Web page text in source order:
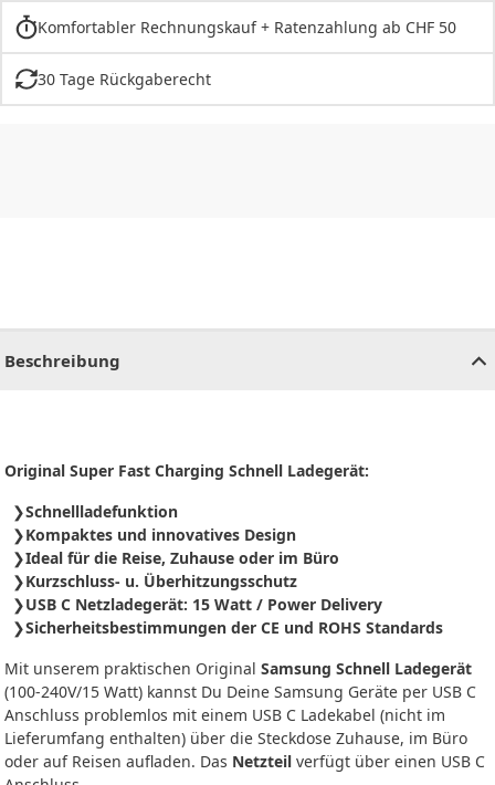
Komfortabler Rechnungskauf + Ratenzahlung ab CHF 50
30 Tage Rückgaberecht
Beschreibung
Original Super Fast Charging Schnell Ladegerät:
Schnellladefunktion
Kompaktes und innovatives Design
Ideal für die Reise, Zuhause oder im Büro
Kurzschluss- u. Überhitzungsschutz
USB C Netzladegerät: 15 Watt / Power Delivery
Sicherheitsbestimmungen der CE und ROHS Standards
Mit unserem praktischen Original Samsung Schnell Ladegerät
(100-240V/15 Watt) kannst Du Deine Samsung Geräte per USB C
Anschluss problemlos mit einem USB C Ladekabel (nicht im
Lieferumfang enthalten) über die Steckdose Zuhause, im Büro
oder auf Reisen aufladen. Das Netzteil verfügt über einen USB C